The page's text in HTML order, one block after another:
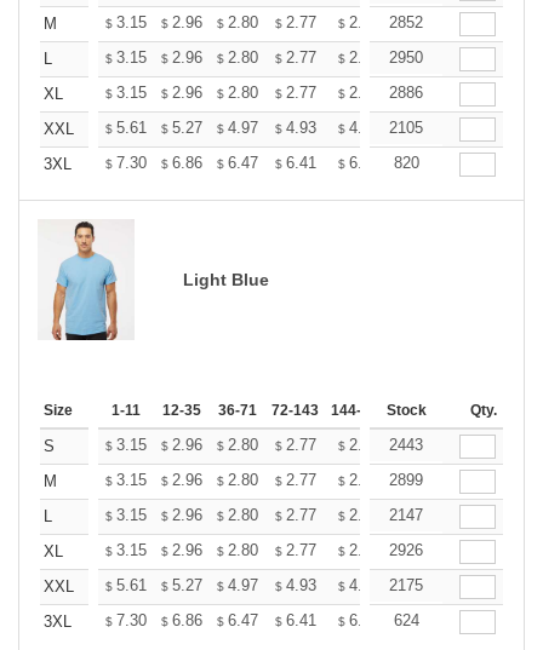
M
$ 3.15 $ 2.96 $ 2.80 $ 2.77 $ 2.72 $2.70
2852
L
$ 3.15 $ 2.96 $ 2.80 $ 2.77 $ 2.72 $2.70
2950
XL
$ 3.15 $ 2.96 $ 2.80 $ 2.77 $ 2.72 $2.70
2886
XXL
$ 5.61 $ 5.27 $ 4.97 $ 4.93 $ 4.85 $4.80
2105
3XL
$ 7.30 $ 6.86 $ 6.47 $ 6.41 $ 6.30 $6.25
820
Light Blue
Size 1-11 12-35 36-71 72-143 144-287 288 + More
Stock Qty.
S $ 3.15 $ 2.96 $ 2.80 $ 2.77 $ 2.72 $2.70
2443
M
$ 3.15 $ 2.96 $ 2.80 $ 2.77 $ 2.72 $2.70
2899
L
$ 3.15 $ 2.96 $ 2.80 $ 2.77 $ 2.72 $2.70
2147
XL
$ 3.15 $ 2.96 $ 2.80 $ 2.77 $ 2.72 $2.70
2926
XXL
$ 5.61 $ 5.27 $ 4.97 $ 4.93 $ 4.85 $4.80
2175
3XL
$ 7.30 $ 6.86 $ 6.47 $ 6.41 $ 6.30 $6.25
624